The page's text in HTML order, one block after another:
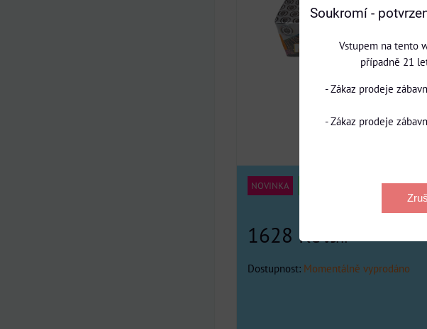
NOVINKA
1628 Kčs DPH
Dostupnost: Momentálně vyprodáno
Soukromí -
Vstupem na tento
případně 21
- Zákaz prodeje
- Zákaz prodeje